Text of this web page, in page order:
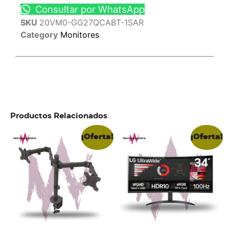
Consultar por WhatsApp
SKU 20VM0-GG27QCABT-1SAR
Category Monitores
Productos Relacionados
¡Oferta! ¡Oferta!